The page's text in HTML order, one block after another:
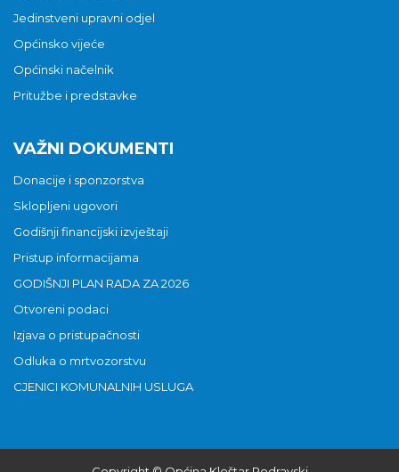
Jedinstveni upravni odjel
Općinsko vijeće
Općinski načelnik
Pritužbe i predstavke
VAŽNI DOKUMENTI
Donacije i sponzorstva
Sklopljeni ugovori
Godišnji financijski izvještaji
Pristup informacijama
GODIŠNJI PLAN RADA ZA 2026
Otvoreni podaci
Izjava o pristupačnosti
Odluka o mrtvozorstvu
CJENICI KOMUNALNIH USLUGA